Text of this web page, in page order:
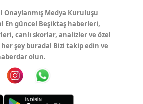
Onaylanmış Medya Kuruluşu
En güncel Beşiktaş haberleri,
canlı skorlar, analizler ve özel
şey burada! Bizi takip edin ve
olun.